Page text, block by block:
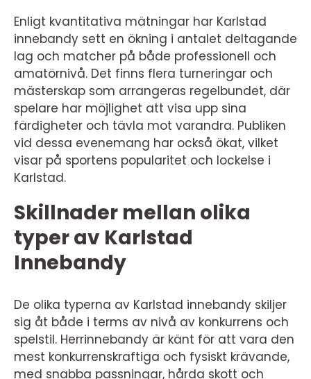
Enligt kvantitativa mätningar har Karlstad
innebandy sett en ökning i antalet deltagande
lag och matcher på både professionell och
amatörnivå. Det finns flera turneringar och
mästerskap som arrangeras regelbundet, där
spelare har möjlighet att visa upp sina
färdigheter och tävla mot varandra. Publiken
vid dessa evenemang har också ökat, vilket
visar på sportens popularitet och lockelse i
Karlstad.
Skillnader mellan olika
typer av Karlstad
Innebandy
De olika typerna av Karlstad innebandy skiljer
sig åt både i terms av nivå av konkurrens och
spelstil. Herrinnebandy är känt för att vara den
mest konkurrenskraftiga och fysiskt krävande,
med snabba passningar, hårda skott och